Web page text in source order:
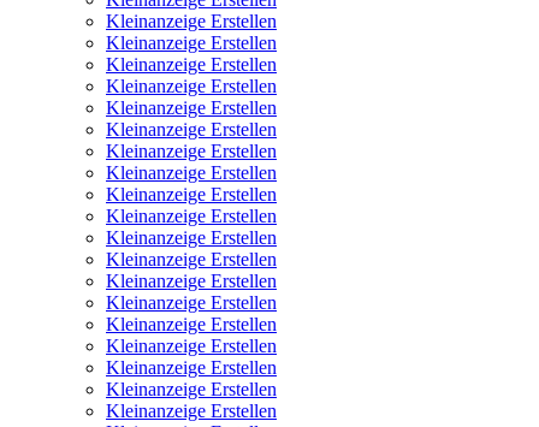
Kleinanzeige Erstellen
Kleinanzeige Erstellen
Kleinanzeige Erstellen
Kleinanzeige Erstellen
Kleinanzeige Erstellen
Kleinanzeige Erstellen
Kleinanzeige Erstellen
Kleinanzeige Erstellen
Kleinanzeige Erstellen
Kleinanzeige Erstellen
Kleinanzeige Erstellen
Kleinanzeige Erstellen
Kleinanzeige Erstellen
Kleinanzeige Erstellen
Kleinanzeige Erstellen
Kleinanzeige Erstellen
Kleinanzeige Erstellen
Kleinanzeige Erstellen
Kleinanzeige Erstellen